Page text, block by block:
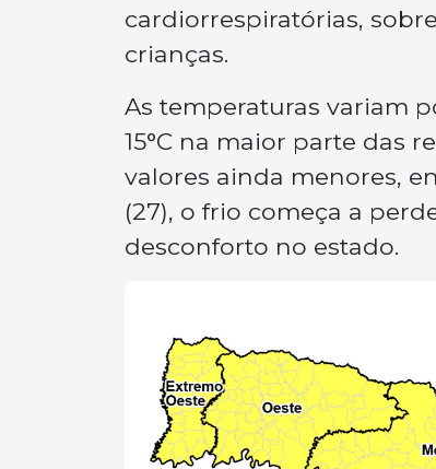
cardiorrespiratórias,
crianças.
As temperaturas variam
15°C na maior parte das
valores ainda menores,
(27), o frio começa a
desconforto no estado.